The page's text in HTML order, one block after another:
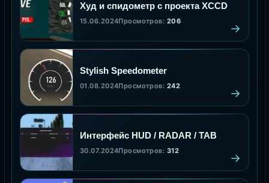
Худ и спидометр с проекта XCCD
15.06.2024Просмотров: 206
Stylish Speedometer
01.08.2024Просмотров: 242
Интерфейс HUD / RADAR / TAB
30.07.2024Просмотров: 312